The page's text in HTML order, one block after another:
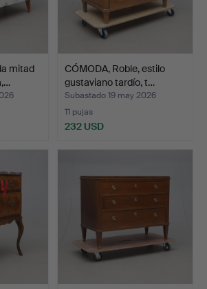
mitad
CÓMODA, Roble, estilo
gustaviano tardío, t…
Subastado 19 may 2026
11 pujas
232 USD